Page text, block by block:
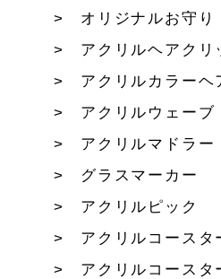
オリジナルお守り
アクリルヘアクリ
アクリルカラーヘ
アクリルウェーブ
アクリルマドラー
グラスマーカー
アクリルピック
アクリルコースタ
アクリルコースタ